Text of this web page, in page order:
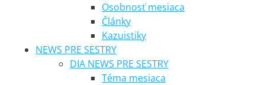
Osobnosť mesiaca
Články
Kazuistiky
NEWS PRE SESTRY
DIA NEWS PRE SESTRY
Téma mesiaca